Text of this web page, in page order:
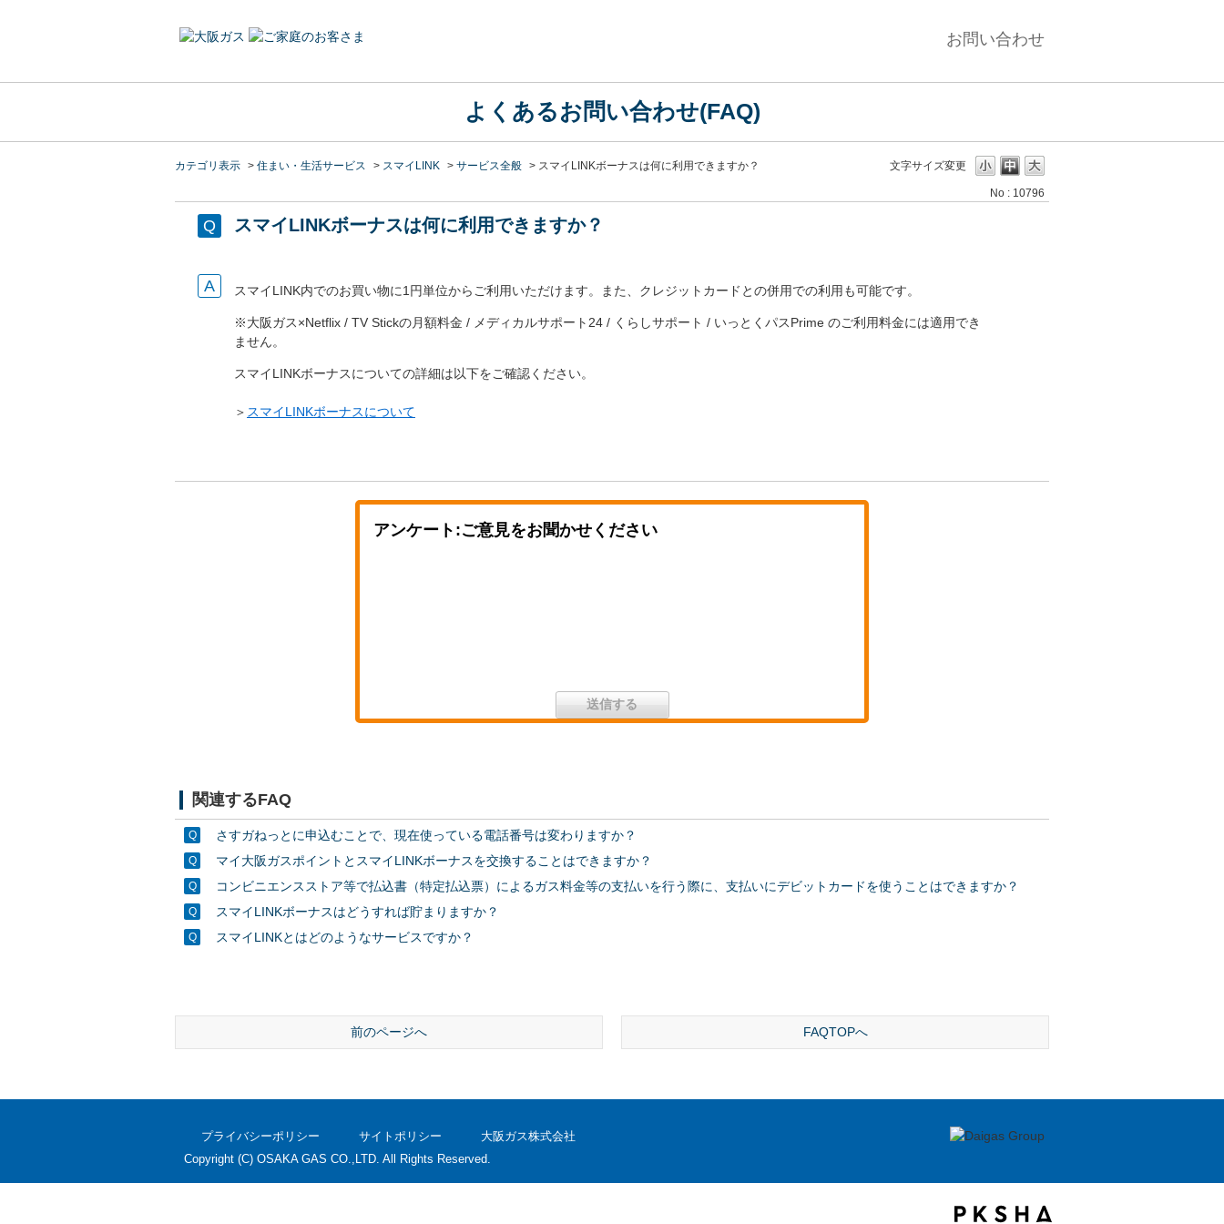
お問い合わせ
よくあるお問い合わせ(FAQ)
文字サイズ変更
カテゴリ表示 > 住まい・生活サービス > スマイLINK > サービス全般 > スマイLINKボーナスは何に利用できますか？
No : 10796
スマイLINKボーナスは何に利用できますか？
スマイLINK内でのお買い物に1円単位からご利用いただけます。また、クレジットカードとの併用での利用も可能です。
※大阪ガス×Netflix / TV Stickの月額料金 / メディカルサポート24 / くらしサポート / いっとくパスPrime のご利用料金には適用でき
ません。
スマイLINKボーナスについての詳細は以下をご確認ください。
＞ スマイLINKボーナスについて
アンケート:ご意見をお聞かせください
関連するFAQ
さすガねっとに申込むことで、現在使っている電話番号は変わりますか？
マイ大阪ガスポイントとスマイLINKボーナスを交換することはできますか？
コンビニエンスストア等で払込書（特定払込票）によるガス料金等の支払いを行う際に、支払いにデビットカードを使うことはできますか？
スマイLINKボーナスはどうすれば貯まりますか？
スマイLINKとはどのようなサービスですか？
前のページへ FAQTOPへ
プライバシーポリシー サイトポリシー
大阪ガス株式会社
Copyright (C) OSAKA GAS CO.,LTD. All Rights Reserved.